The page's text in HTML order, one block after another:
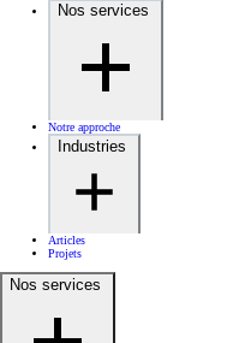
Nos services
Notre approche
Industries
Articles
Projets
Nos services